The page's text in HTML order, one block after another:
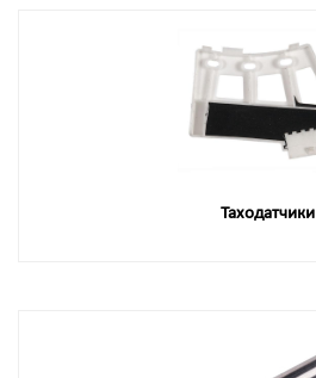
Таходатчики